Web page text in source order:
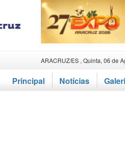
ARACRUZ/ES , Quinta, 06 de
Principal Notícias